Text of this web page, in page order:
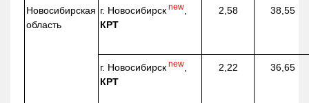
Новосибирская
область
г. Новосибирск new
КРТ
2,58 38,55
г. Новосибирск new
КРТ
2,22 36,65